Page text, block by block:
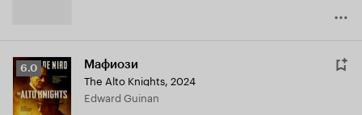
Рейтинг
Кинопоиска
6.0
6.0 Мафиози
The Alto Knights, 2024
Edward Guinan